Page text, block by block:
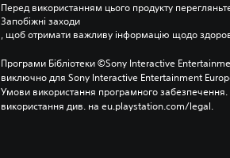
Перед використанням цього продукту
Запобіжні заходи
, щоб отримати важливу інформацію щодо
Програми Бібліотеки ©Sony Interactive
виключно для Sony Interactive Entertainment
Умови використання програмного забезпечення.
використання див. на eu.playstation.com/legal.